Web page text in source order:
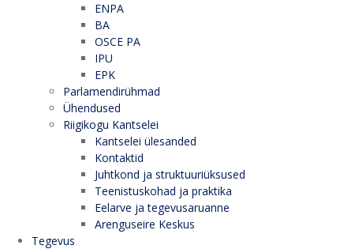
ENPA
BA
OSCE PA
IPU
EPK
Parlamendirühmad
Ühendused
Riigikogu Kantselei
Kantselei ülesanded
Kontaktid
Juhtkond ja struktuuriüksused
Teenistuskohad ja praktika
Eelarve ja tegevusaruanne
Arenguseire Keskus
Tegevus